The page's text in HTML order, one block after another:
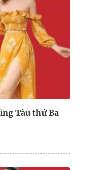
Tàu thứ Ba